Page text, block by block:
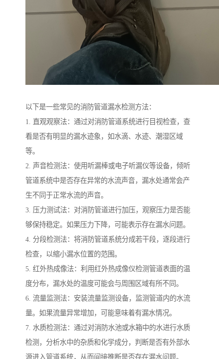
以下是一些常见的消防管道漏水检测方法：
1. 直观观察法：通过对消防管道系统进行目视检查，查
看是否有明显的漏水迹象，如水滴、水迹、潮湿区域
等。
2. 声音检测法：使用听漏棒或电子听漏仪等设备，倾听
管道系统中是否存在异常的水流声音，漏水处通常会产
生不同于正常水流的声音。
3. 压力测试法：对消防管道进行加压，观察压力是否能
够保持稳定。如果压力下降，可能表示存在漏水问题。
4. 分段检测法：将消防管道系统分成若干段，逐段进行
检查，以缩小漏水位置的范围。
5. 红外热成像法：利用红外热成像仪检测管道表面的温
度分布，漏水处的温度可能会与周围区域有所不同。
6. 流量监测法：安装流量监测设备，监测管道内的水流
量。如果流量异常增加，可能意味着有漏水情况。
7. 水质检测法：通过对消防水池或水箱中的水进行水质
检测，分析水中的杂质和化学成分，判断是否有外部水
源进入管道系统，从而间接推断是否存在漏水问题。